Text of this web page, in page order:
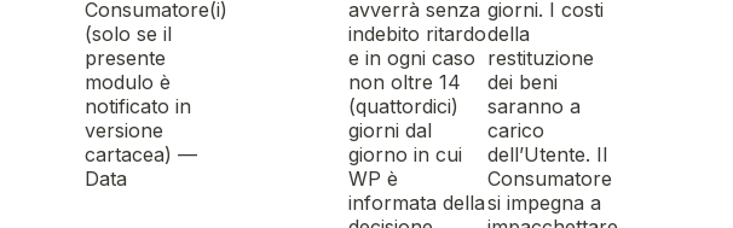
Consumatore(i)
(solo se il
presente
modulo è
notificato in
versione
cartacea) —
Data
avverrà senza
indebito ritardo
e in ogni caso
non oltre 14
(quattordici)
giorni dal
giorno in cui
WP è
informata della
giorni. I costi
della
restituzione
dei beni
saranno a
carico
dell’Utente. Il
Consumatore
si impegna a